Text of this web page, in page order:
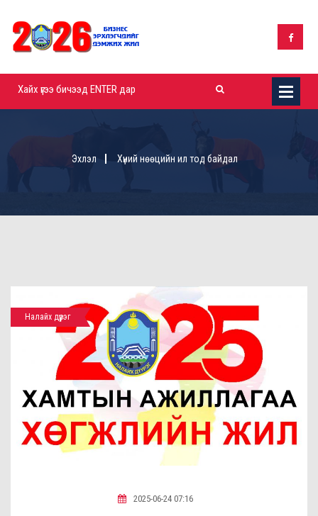
Эхлэл Хүний нөөцийн ил тод байдал
Налайх дүүрэг
2025-06-24 07:16